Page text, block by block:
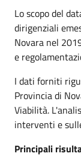
Lo scopo del
dirigenziali
Novara nel
e
I dati forniti
Provincia di
Viabilità.
interventi e
Principali